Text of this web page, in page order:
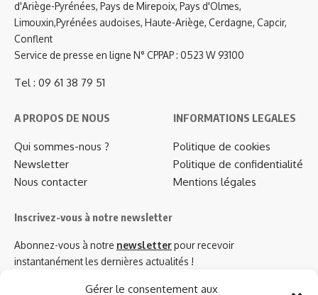
Gérer le consentement aux
d'Ariège-Pyrénées, Pays de Mirepoix, Pays d'Olmes,
Limouxin,Pyrénées audoises, Haute-Ariège, Cerdagne, Capcir,
Conflent
Service de presse en ligne N° CPPAP : 0523 W 93100
Tel : 09 61 38 79 51
A PROPOS DE NOUS
Qui sommes-nous ?
Newsletter
Nous contacter
INFORMATIONS LEGALES
Politique de cookies
Politique de confidentialité
Mentions légales
Inscrivez-vous à notre newsletter
Abonnez-vous à notre newsletterpour recevoir
instantanément les dernières actualités !